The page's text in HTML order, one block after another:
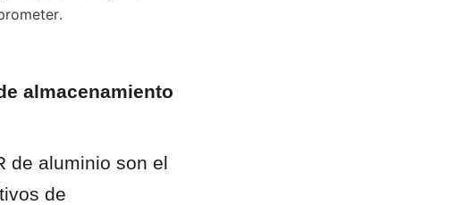
almacenamiento
de aluminio son el
de